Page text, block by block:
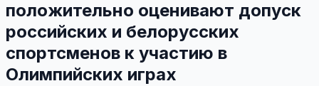
положительно оценивают допуск
российских и белорусских
спортсменов к участию в
Олимпийских играх